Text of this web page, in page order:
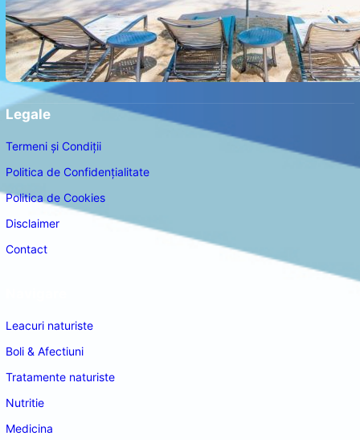
Legale
Termeni și Condiții
Politica de Confidențialitate
Politica de Cookies
Disclaimer
Contact
Leacuri naturiste
Boli & Afectiuni
Tratamente naturiste
Nutritie
Medicina